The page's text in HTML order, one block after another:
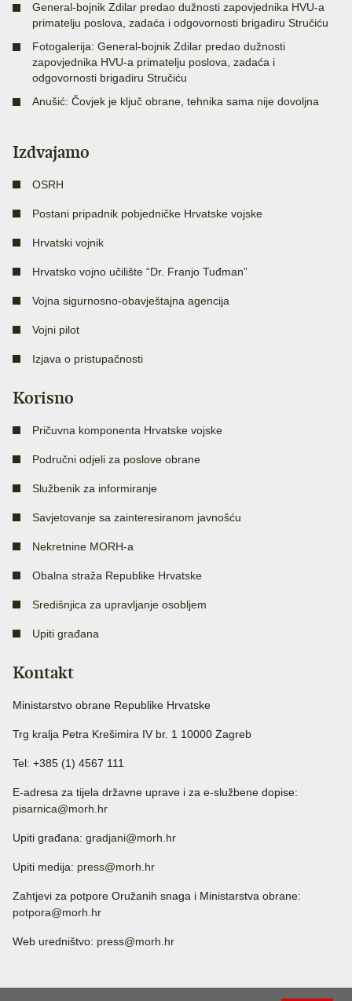
General-bojnik Zdilar predao dužnosti zapovjednika HVU-a
primatelju poslova, zadaća i odgovornosti brigadiru Stručiću
Fotogalerija: General-bojnik Zdilar predao dužnosti
zapovjednika HVU-a primatelju poslova, zadaća i
odgovornosti brigadiru Stručiću
Anušić: Čovjek je ključ obrane, tehnika sama nije dovoljna
Izdvajamo
OSRH
Postani pripadnik pobjedničke Hrvatske vojske
Hrvatski vojnik
Hrvatsko vojno učilište “Dr. Franjo Tuđman”
Vojna sigurnosno-obavještajna agencija
Vojni pilot
Izjava o pristupačnosti
Korisno
Pričuvna komponenta Hrvatske vojske
Područni odjeli za poslove obrane
Službenik za informiranje
Savjetovanje sa zainteresiranom javnošću
Nekretnine MORH-a
Obalna straža Republike Hrvatske
Središnjica za upravljanje osobljem
Upiti građana
Kontakt
Ministarstvo obrane Republike Hrvatske
Trg kralja Petra Krešimira IV br. 1 10000 Zagreb
Tel: +385 (1) 4567 111
E-adresa za tijela državne uprave i za e-službene dopise:
pisarnica@morh.hr
Upiti građana: gradjani@morh.hr
Upiti medija: press@morh.hr
Zahtjevi za potpore Oružanih snaga i Ministarstva obrane:
potpora@morh.hr
Web uredništvo: press@morh.hr